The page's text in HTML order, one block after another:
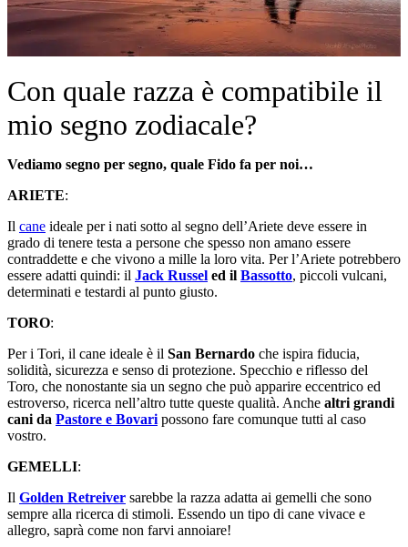
Con quale razza è compatibile il
mio segno zodiacale?
Vediamo segno per segno, quale Fido fa per noi…
ARIETE:
Il cane ideale per i nati sotto al segno dell’Ariete deve essere in
grado di tenere testa a persone che spesso non amano essere
contraddette e che vivono a mille la loro vita. Per l’Ariete potrebbero
essere adatti quindi: il Jack Russel ed il Bassotto, piccoli vulcani,
determinati e testardi al punto giusto.
TORO:
Per i Tori, il cane ideale è il San Bernardo che ispira fiducia,
solidità, sicurezza e senso di protezione. Specchio e riflesso del
Toro, che nonostante sia un segno che può apparire eccentrico ed
estroverso, ricerca nell’altro tutte queste qualità. Anche altri grandi
cani da Pastore e Bovari possono fare comunque tutti al caso
vostro.
GEMELLI:
Il Golden Retreiver sarebbe la razza adatta ai gemelli che sono
sempre alla ricerca di stimoli. Essendo un tipo di cane vivace e
allegro, saprà come non farvi annoiare!